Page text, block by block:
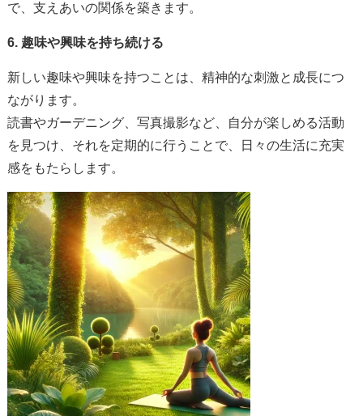
で、支えあいの関係を築きます。
6. 趣味や興味を持ち続ける
新しい趣味や興味を持つことは、精神的な刺激と成長につ
ながります。
読書やガーデニング、写真撮影など、自分が楽しめる活動
を見つけ、それを定期的に行うことで、日々の生活に充実
感をもたらします。